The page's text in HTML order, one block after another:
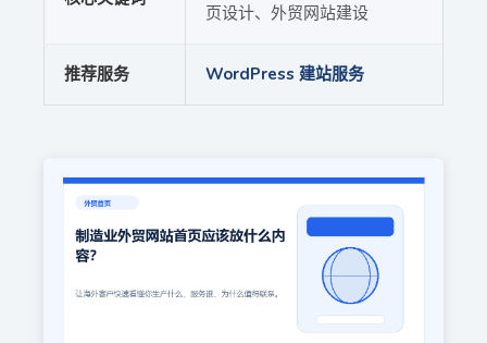
页设计、外贸网站建设
推荐服务 WordPress 建站服务